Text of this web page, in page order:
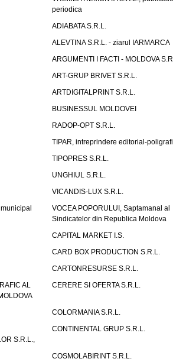
periodica
ADIABATA S.R.L.
ALEVTINA S.R.L. - ziarul IARMARCA
ARGUMENTI I FACTI - MOLDOVA
ART-GRUP BRIVET S.R.L.
ARTDIGITALPRINT S.R.L.
BUSINESSUL MOLDOVEI
RADOP-OPT S.R.L.
TIPAR, intreprindere editorial-
TIPOPRES S.R.L.
UNGHIUL S.R.L.
VICANDIS-LUX S.R.L.
VOCEA POPORULUI, Saptamanal al
Sindicatelor din Republica Moldova
CAPITAL MARKET I.S.
CARD BOX PRODUCTION S.R.L.
CARTONRESURSE S.R.L.
AL
CERERE SI OFERTA S.R.L.
COLORMANIA S.R.L.
S.R.L.,
CONTINENTAL GRUP S.R.L.
COSMOLABIRINT S.R.L.